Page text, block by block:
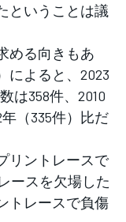
ということは議
める向きもあ
によると、2023
は358件、2010
（335件）比だ
リントレースで
ースを欠場した
トレースで負傷